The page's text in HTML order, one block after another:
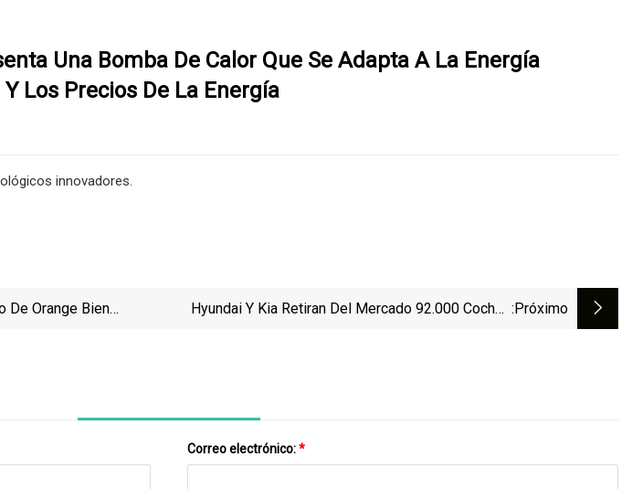
Una Bomba De Calor Que Se Adapta A La Energía
Los Precios De La Energía
innovadores.
De Orange Bien
Hyundai Y Kia Retiran Del Mercado 92.000 Coches :próximo
Correo electrónico:*